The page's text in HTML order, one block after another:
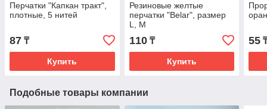
Перчатки "Капкан тракт",
плотные, 5 нитей
87 ₸
Купить
Резиновые желтые
перчатки "Belar", размер
L, М
110₸
Купить
55
Подобные товары компании